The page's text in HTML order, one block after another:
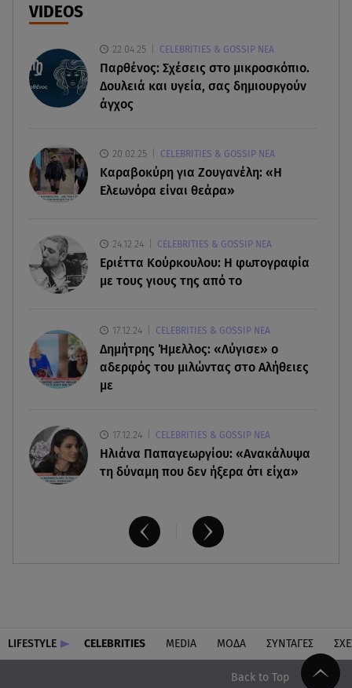
05.08.26 , 23:20
Η Μέγκαν Μαρκλ έγινε 45! Ο ξέφρενος χορός με
τιάρα μέσα στο σπίτι της
05.08.26 , 23:00
Σίσσυ Χρηστίδου: Πιο όμορφη και λαμπερή κι
από το ηλιοβασίλεμα στα Χανιά!
05.08.26 , 22:36
Μακελειό σε σπίτι στη Βόρεια Καρολίνα: Νεκρά
τρία μέλη οικογένειας
Αλεξάνδρα Νίκα: Η... χρυσή ώρα στο σκάφος με
την καλύτερη παρέα!
Θανατηφόρο Τροχαίο
VIDEOS
22.04.25 CELEBRITIES & GOSSIP ΝΕΑ
Παρθένος: Σχέσεις στο μικροσκόπιο.
Δουλειά και υγεία, σας δημιουργούν
άγχος
20.02.25 CELEBRITIES & GOSSIP ΝΕΑ
Καραβοκύρη για Ζουγανέλη: «Η
Ελεωνόρα είναι θεάρα»
24.12.24 CELEBRITIES & GOSSIP ΝΕΑ
Εριέττα Κούρκουλου: Η φωτογραφία
με τους γιους της από το
17.12.24 CELEBRITIES & GOSSIP ΝΕΑ
Δημήτρης Ήμελλος: «Λύγισε» ο
αδερφός του μιλώντας στο Αλήθειες
με
17.12.24 CELEBRITIES & GOSSIP ΝΕΑ
Ηλιάνα Παπαγεωργίου: «Ανακάλυψα
τη δύναμη που δεν ήξερα ότι είχα»
LIFESTYLE CELEBRITIES MEDIA ΜΟΔΑ ΣΥΝΤΑΓΕΣ
Back to Top